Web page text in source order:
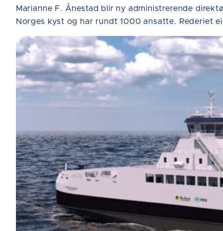
Marianne F. Ånestad blir ny administrerende
Norges kyst og har rundt 1000 ansatte. Rederiet